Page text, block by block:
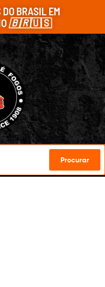
BRASIL EM
🇧🇷🇺🇸
Procurar